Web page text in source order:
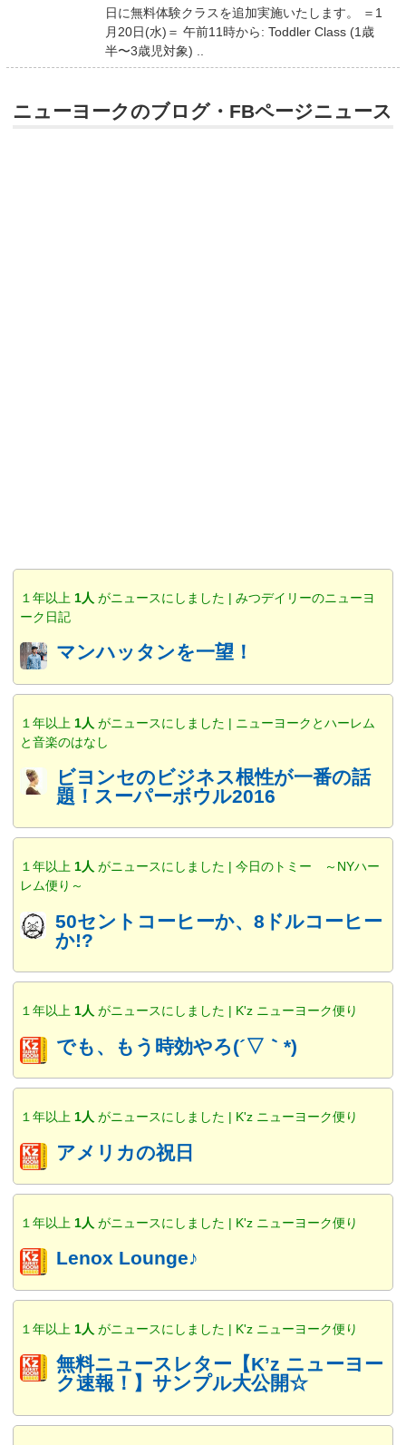
日に無料体験クラスを追加実施いたします。 ＝1
月20日(水)＝ 午前11時から: Toddler Class (1歳
半〜3歳児対象) ..
ニューヨークのブログ・FBページニュース
１年以上 1人 がニュースにしました | みつデイリーのニューヨ
ーク日記
マンハッタンを一望！
１年以上 1人 がニュースにしました | ニューヨークとハーレム
と音楽のはなし
ビヨンセのビジネス根性が一番の話
題！スーパーボウル2016
１年以上 1人 がニュースにしました | 今日のトミー ～NYハー
レム便り～
50セントコーヒーか、8ドルコーヒー
か!?
１年以上 1人 がニュースにしました | K'z ニューヨーク便り
でも、もう時効やろ(´▽｀*)
１年以上 1人 がニュースにしました | K'z ニューヨーク便り
アメリカの祝日
１年以上 1人 がニュースにしました | K'z ニューヨーク便り
Lenox Lounge♪
１年以上 1人 がニュースにしました | K'z ニューヨーク便り
無料ニュースレター【K’z ニューヨー
ク速報！】サンプル大公開☆